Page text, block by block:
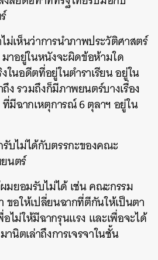
ม่เห็นว่าการนำภาพประวัติศาสตร์
าอยู่ในหนังจะผิดข้อห้ามใด
ในอดีตที่อยู่ในตำราเรียน อยู่ใน
ง รวมถึงก็มีภาพยนตร์บางเรื่อง
มีฉากเหตุการณ์ 6 ตุลาฯ อยู่ใน
บไม่ได้กับตรรกะของคณะ
นตร์
มยอมรับไม่ได้ เช่น คณะกรรม
ขอให้เปลี่ยนฉากที่ตีกันให้เป็นตา
ไม่ให้มีฉากรุนแรง และเพื่อจะได้
นิตเล่าถึงการเจรจาในชั้น